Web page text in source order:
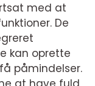
med at
De
kan oprette
påmindelser.